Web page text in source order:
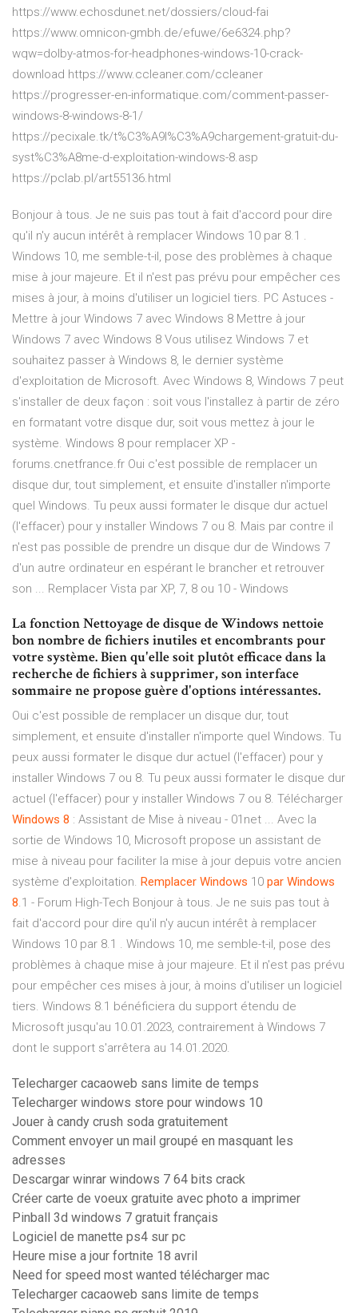
https://www.echosdunet.net/dossiers/cloud-fai
https://www.omnicon-gmbh.de/efuwe/6e6324.php?
wqw=dolby-atmos-for-headphones-windows-10-crack-
download https://www.ccleaner.com/ccleaner
https://progresser-en-informatique.com/comment-passer-
windows-8-windows-8-1/
https://pecixale.tk/t%C3%A9l%C3%A9chargement-gratuit-du-
syst%C3%A8me-d-exploitation-windows-8.asp
https://pclab.pl/art55136.html
Bonjour à tous. Je ne suis pas tout à fait d'accord pour dire
qu'il n'y aucun intérêt à remplacer Windows 10 par 8.1 .
Windows 10, me semble-t-il, pose des problèmes à chaque
mise à jour majeure. Et il n'est pas prévu pour empêcher ces
mises à jour, à moins d'utiliser un logiciel tiers. PC Astuces -
Mettre à jour Windows 7 avec Windows 8 Mettre à jour
Windows 7 avec Windows 8 Vous utilisez Windows 7 et
souhaitez passer à Windows 8, le dernier système
d'exploitation de Microsoft. Avec Windows 8, Windows 7 peut
s'installer de deux façon : soit vous l'installez à partir de zéro
en formatant votre disque dur, soit vous mettez à jour le
système. Windows 8 pour remplacer XP -
forums.cnetfrance.fr Oui c'est possible de remplacer un
disque dur, tout simplement, et ensuite d'installer n'importe
quel Windows. Tu peux aussi formater le disque dur actuel
(l'effacer) pour y installer Windows 7 ou 8. Mais par contre il
n'est pas possible de prendre un disque dur de Windows 7
d'un autre ordinateur en espérant le brancher et retrouver
son ... Remplacer Vista par XP, 7, 8 ou 10 - Windows
La fonction Nettoyage de disque de Windows nettoie
bon nombre de fichiers inutiles et encombrants pour
votre système. Bien qu'elle soit plutôt efficace dans la
recherche de fichiers à supprimer, son interface
sommaire ne propose guère d'options intéressantes.
Oui c'est possible de remplacer un disque dur, tout
simplement, et ensuite d'installer n'importe quel Windows. Tu
peux aussi formater le disque dur actuel (l'effacer) pour y
installer Windows 7 ou 8. Tu peux aussi formater le disque dur
actuel (l'effacer) pour y installer Windows 7 ou 8. Télécharger
Windows 8 : Assistant de Mise à niveau - 01net ... Avec la
sortie de Windows 10, Microsoft propose un assistant de
mise à niveau pour faciliter la mise à jour depuis votre ancien
système d'exploitation. Remplacer Windows 10 par Windows
8.1 - Forum High-Tech Bonjour à tous. Je ne suis pas tout à
fait d'accord pour dire qu'il n'y aucun intérêt à remplacer
Windows 10 par 8.1 . Windows 10, me semble-t-il, pose des
problèmes à chaque mise à jour majeure. Et il n'est pas prévu
pour empêcher ces mises à jour, à moins d'utiliser un logiciel
tiers. Windows 8.1 bénéficiera du support étendu de
Microsoft jusqu'au 10.01.2023, contrairement à Windows 7
dont le support s'arrêtera au 14.01.2020.
Telecharger cacaoweb sans limite de temps
Telecharger windows store pour windows 10
Jouer à candy crush soda gratuitement
Comment envoyer un mail groupé en masquant les
adresses
Descargar winrar windows 7 64 bits crack
Créer carte de voeux gratuite avec photo a imprimer
Pinball 3d windows 7 gratuit français
Logiciel de manette ps4 sur pc
Heure mise a jour fortnite 18 avril
Need for speed most wanted télécharger mac
Telecharger cacaoweb sans limite de temps